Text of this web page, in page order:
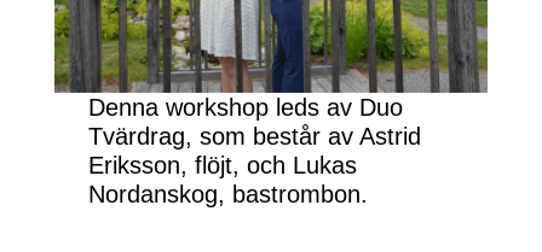
Denna workshop leds av Duo
Tvärdrag, som består av Astrid
Eriksson, flöjt, och Lukas
Nordanskog, bastrombon.